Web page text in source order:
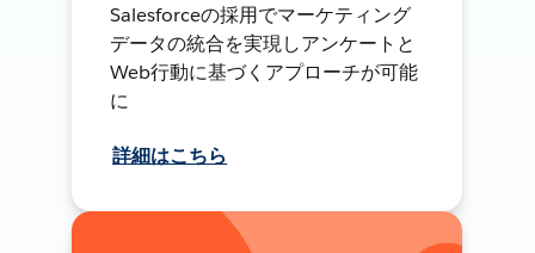
Salesforceの採用でマーケティング
データの統合を実現しアンケートと
Web行動に基づくアプローチが可能
に
詳細はこちら